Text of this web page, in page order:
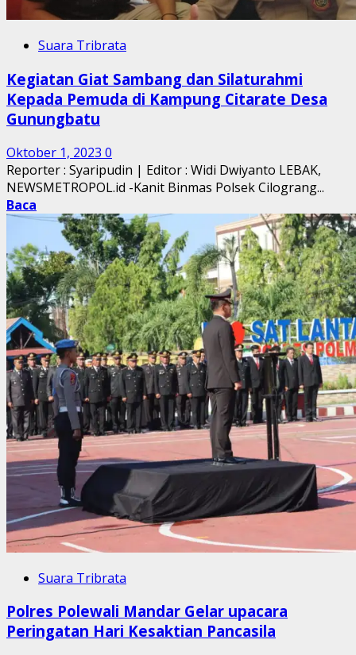
Suara Tribrata
Kegiatan Giat Sambang dan Silaturahmi
Kepada Pemuda di Kampung Citarate Desa
Gunungbatu
Oktober 1, 2023 0
Reporter : Syaripudin | Editor : Widi Dwiyanto LEBAK,
NEWSMETROPOL.id -Kanit Binmas Polsek Cilograng...
Baca
Suara Tribrata
Polres Polewali Mandar Gelar upacara
Peringatan Hari Kesaktian Pancasila